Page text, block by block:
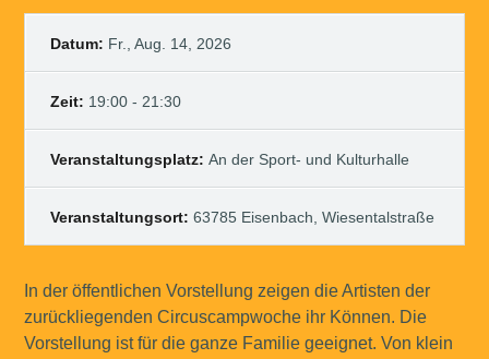
Datum: Fr., Aug. 14, 2026
Zeit: 19:00 - 21:30
Veranstaltungsplatz:An der Sport- und Kulturhalle
Veranstaltungsort:63785 Eisenbach, Wiesentalstraße
In der öffentlichen Vorstellung zeigen die Artisten der
zurückliegenden Circuscampwoche ihr Können. Die
Vorstellung ist für die ganze Familie geeignet. Von klein